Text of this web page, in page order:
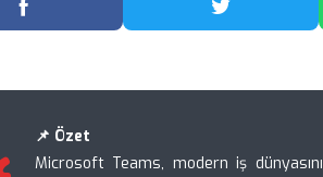
Facebook'ta Paylaş Twitter'da
📌 Özet
Microsoft Teams, modern iş